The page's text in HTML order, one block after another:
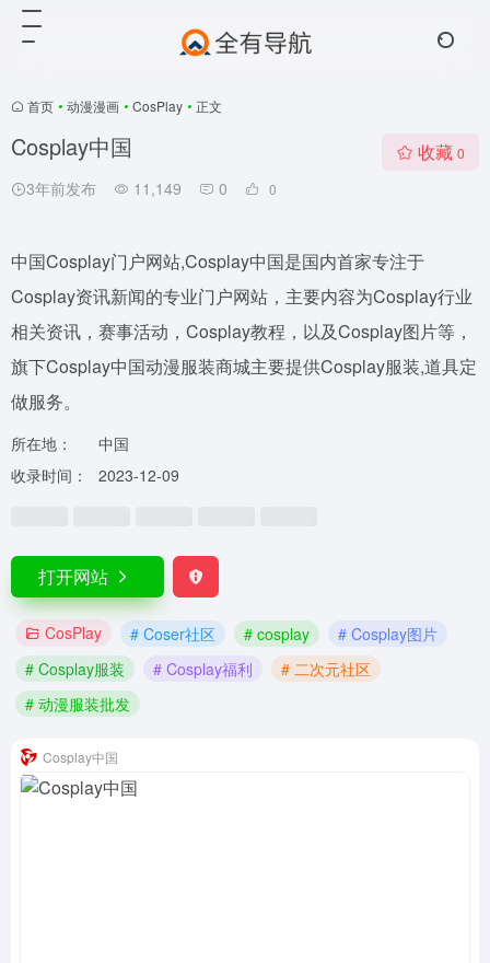
首页 • 动漫漫画 • CosPlay • 正文
Cosplay中国
3年前发布 11,149 0 0
收藏 0
中国Cosplay门户网站,Cosplay中国是国内首家专注于
Cosplay资讯新闻的专业门户网站，主要内容为Cosplay行业
相关资讯，赛事活动，Cosplay教程，以及Cosplay图片等，
旗下Cosplay中国动漫服装商城主要提供Cosplay服装,道具定
做服务。
所在地：
中国
收录时间：
2023-12-09
打开网站
CosPlay # Coser社区 # cosplay
# Cosplay图片
# Cosplay服装
# Cosplay福利
# 二次元社区
# 动漫服装批发
Cosplay中国